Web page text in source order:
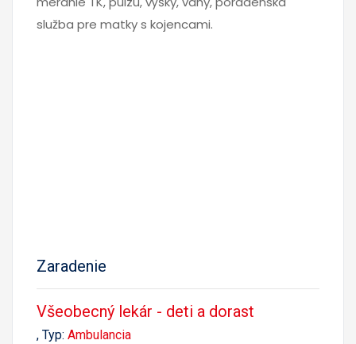
služba pre matky s kojencami.
Zaradenie
Všeobecný lekár - deti a dorast
, Typ: Ambulancia